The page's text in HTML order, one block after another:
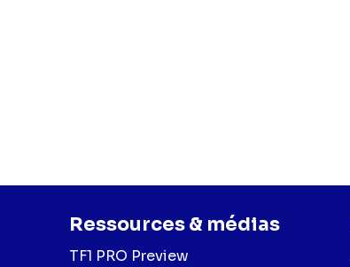
Ressources & médias
TF1 PRO Preview